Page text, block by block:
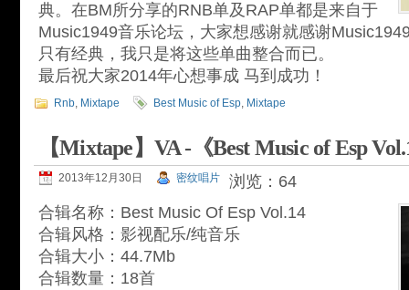
典。在BM所分享的RNB单及RAP单都是来自于
Music1949音乐论坛，大家想感谢就感谢
只有经典，我只是将这些单曲整合而已。
最后祝大家2014年心想事成 马到成功！
Rnb, Mixtape Best Music of Esp, Mixtape
【Mixtape】VA -《Best Music of Esp
2013年12月30日 密纹唱片
浏览：64
合辑名称：Best Music Of Esp Vol.14
合辑风格：影视配乐/纯音乐
合辑大小：44.7Mb
合辑数量：18首